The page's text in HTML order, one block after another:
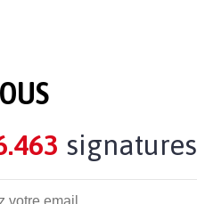
signatures